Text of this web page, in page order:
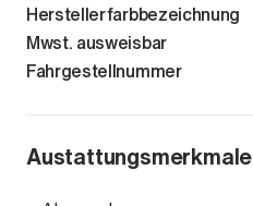
Herstellerfarbbezeichnung
Mwst. ausweisbar
Fahrgestellnummer
Austattungsmerkmale